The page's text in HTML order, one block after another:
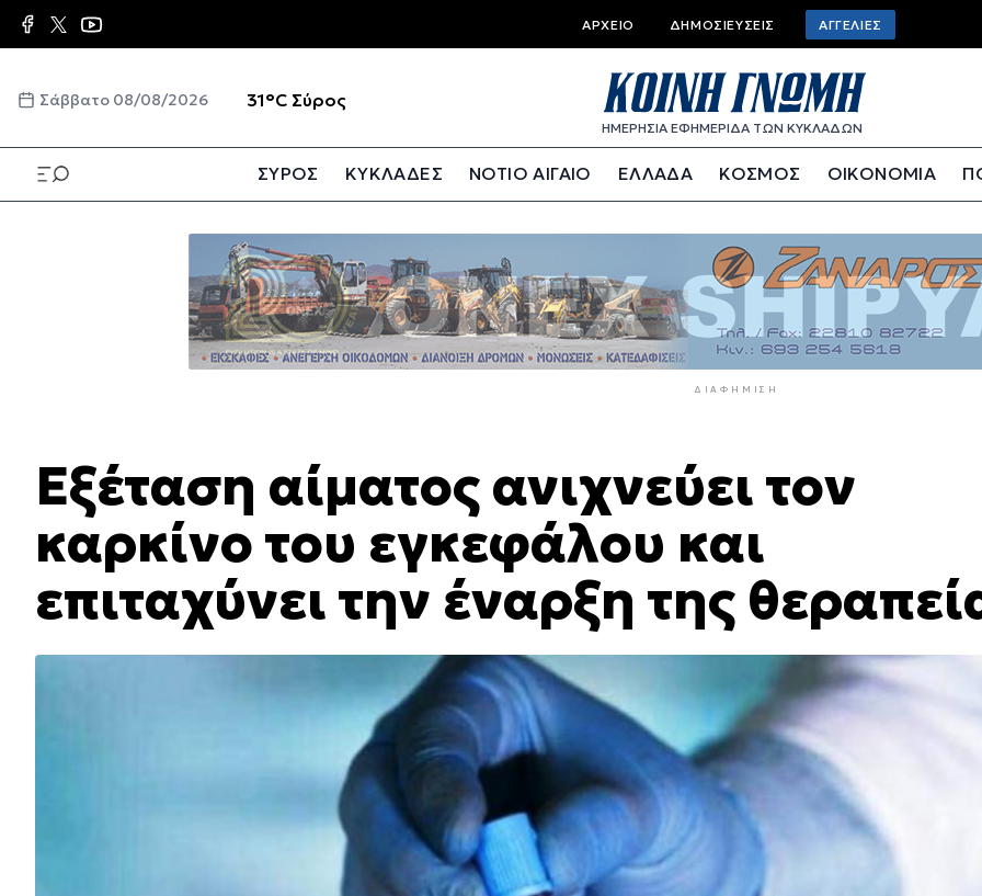
Παράκαμψη
προς
κυρίως
Top
bar
menu
ΑΡΧΕΊΟ ΔΗΜΟΣΙΕΎΣΕΙΣ ΑΓΓΕΛΊΕΣ
Σάββατο 08/08/2026 31°C Σύρος
ΗΜΕΡΗΣΙΑ ΕΦΗΜΕΡΙΔΑ ΤΩΝ ΚΥΚΛΑΔΩΝ
ΣΥΡΟΣ ΚΥΚΛΑΔΕΣ ΝΟΤΙΟ ΑΙΓΑΙΟ ΕΛΛΑΔΑ ΚΟΣΜΟΣ ΟΙΚΟΝΟΜΙΑ
ΔΙΑΦΉΜΙΣΗ
Εξέταση αίματος ανιχνεύει τον
καρκίνο του εγκεφάλου και
επιταχύνει την έναρξη της